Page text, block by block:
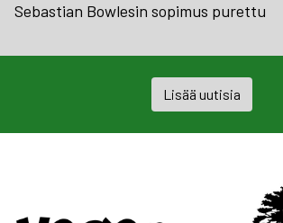
Sebastian Bowlesin sopimus purettu
Lisää uutisia